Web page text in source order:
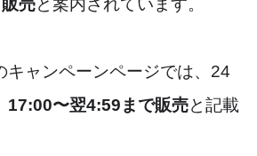
売と案内されています。
キャンペーンページでは、24
17:00〜翌4:59まで販売と記載